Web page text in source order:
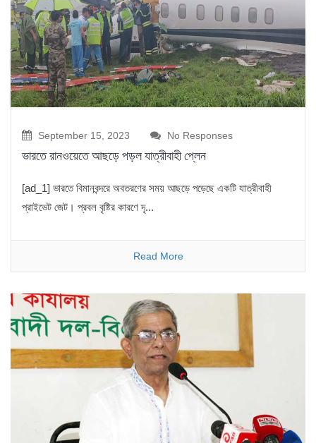
September 15, 2023 No Responses
ভারতে রানওয়েতে আছড়ে পড়ল যাত্রীবাহী প্লেন
[ad_1] ভারতে বিমানবন্দরে অবতরণের সময় আছড়ে পড়েছে একটি যাত্রীবাহী
প্রাইভেট জেট। প্রবল বৃষ্টির কারণে দৃ...
Read More